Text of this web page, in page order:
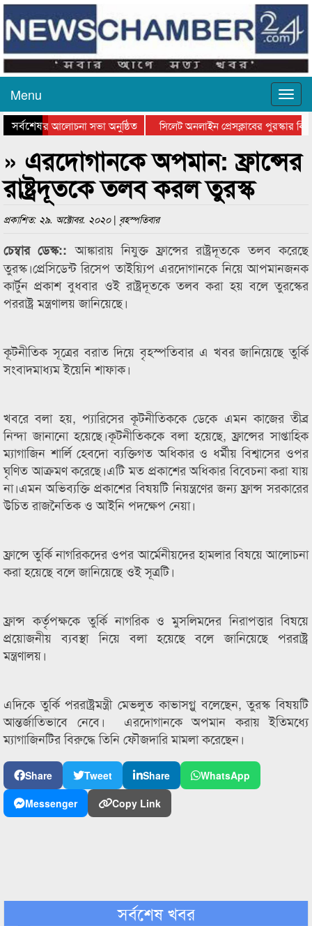
Menu
সর্বশেষ
দিবসের আলোচনা সভা অনুষ্ঠিত
সিলেট অনলাইন প্রেসক্লাবের পুরস্কার
» এরদোগানকে অপমান: ফ্রান্সের
রাষ্ট্রদূতকে তলব করল তুরস্ক
প্রকাশিত: ২৯. অক্টোবর. ২০২০ | বৃহস্পতিবার
চেম্বার ডেস্ক::আঙ্কারায় নিযুক্ত ফ্রান্সের রাষ্ট্রদূতকে তলব করেছে
তুরস্ক।প্রেসিডেন্ট রিসেপ তাইয়্যিপ এরদোগানকে নিয়ে আপমানজনক
কার্টুন প্রকাশ বুধবার ওই রাষ্ট্রদূতকে তলব করা হয় বলে তুরস্কের
পররাষ্ট্র মন্ত্রণালয় জানিয়েছে।
কূটনীতিক সূত্রের বরাত দিয়ে বৃহস্পতিবার এ খবর জানিয়েছে তুর্কি
সংবাদমাধ্যম ইয়েনি শাফাক।
খবরে বলা হয়, প্যারিসের কূটনীতিককে ডেকে এমন কাজের তীব্র
নিন্দা জানানো হয়েছে।কূটনীতিককে বলা হয়েছে, ফ্রান্সের সাপ্তাহিক
ম্যাগাজিন শার্লি হেবদো ব্যক্তিগত অধিকার ও ধর্মীয় বিশ্বাসের ওপর
ঘৃণিত আক্রমণ করেছে।এটি মত প্রকাশের অধিকার বিবেচনা করা যায়
না।এমন অভিব্যক্তি প্রকাশের বিষয়টি নিয়ন্ত্রণের জন্য ফ্রান্স সরকারের
উচিত রাজনৈতিক ও আইনি পদক্ষেপ নেয়া।
ফ্রান্সে তুর্কি নাগরিকদের ওপর আর্মেনীয়দের হামলার বিষয়ে আলোচনা
করা হয়েছে বলে জানিয়েছে ওই সূত্রটি।
ফ্রান্স কর্তৃপক্ষকে তুর্কি নাগরিক ও মুসলিমদের নিরাপত্তার বিষয়ে
প্রয়োজনীয় ব্যবস্থা নিয়ে বলা হয়েছে বলে জানিয়েছে পররাষ্ট্র
মন্ত্রণালয়।
এদিকে তুর্কি পররাষ্ট্রমন্ত্রী মেভলুত কাভাসগ্লু বলেছেন, তুরস্ক বিষয়টি
আন্তর্জাতিভাবে নেবে। এরদোগানকে অপমান করায় ইতিমধ্যে
ম্যাগাজিনটির বিরুদ্ধে তিনি ফৌজদারি মামলা করেছেন।
Share Tweet Share
WhatsApp
Messenger
Copy Link
সর্বশেষ খবর